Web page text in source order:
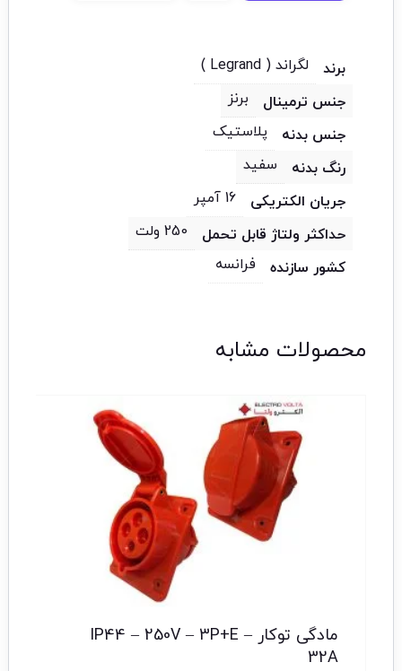
برند
لگراند ( Legrand )
جنس ترمینال
برنز
جنس بدنه
پلاستیک
رنگ بدنه
سفید
جریان الکتریکی
16 آمپر
حداکثر ولتاژ قابل تحمل
250 ولت
کشور سازنده
فرانسه
محصولات مشابه
مادگی توکار IP44 – 250V – 3P+E –
32A